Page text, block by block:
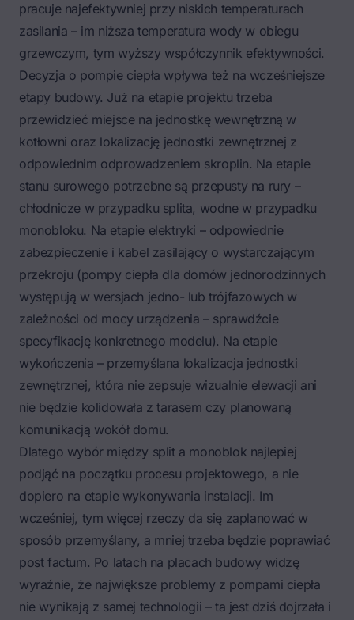
pracuje najefektywniej przy niskich temperaturach
zasilania – im niższa temperatura wody w obiegu
grzewczym, tym wyższy współczynnik efektywności.
Decyzja o pompie ciepła wpływa też na wcześniejsze
etapy budowy. Już na etapie projektu trzeba
przewidzieć miejsce na jednostkę wewnętrzną w
kotłowni oraz lokalizację jednostki zewnętrznej z
odpowiednim odprowadzeniem skroplin. Na etapie
stanu surowego potrzebne są przepusty na rury –
chłodnicze w przypadku splita, wodne w przypadku
monobloku. Na etapie elektryki – odpowiednie
zabezpieczenie i kabel zasilający o wystarczającym
przekroju (pompy ciepła dla domów jednorodzinnych
występują w wersjach jedno- lub trójfazowych w
zależności od mocy urządzenia – sprawdźcie
specyfikację konkretnego modelu). Na etapie
wykończenia – przemyślana lokalizacja jednostki
zewnętrznej, która nie zepsuje wizualnie elewacji ani
nie będzie kolidowała z tarasem czy planowaną
komunikacją wokół domu.
Dlatego wybór między split a monoblok najlepiej
podjąć na początku procesu projektowego, a nie
dopiero na etapie wykonywania instalacji. Im
wcześniej, tym więcej rzeczy da się zaplanować w
sposób przemyślany, a mniej trzeba będzie poprawiać
post factum. Po latach na placach budowy widzę
wyraźnie, że największe problemy z pompami ciepła
nie wynikają z samej technologii – ta jest dziś dojrzała i